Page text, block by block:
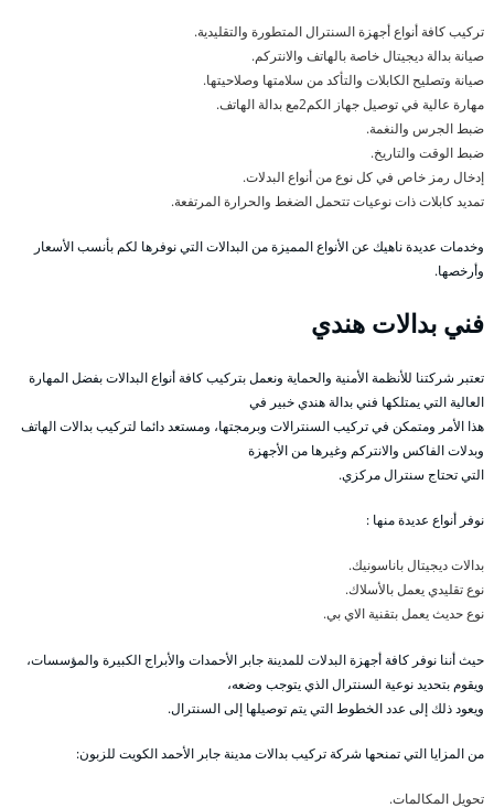
تركيب كافة أنواع أجهزة السنترال المتطورة والتقليدية.
صيانة بدالة ديجيتال خاصة بالهاتف والانتركم.
صيانة وتصليح الكابلات والتأكد من سلامتها وصلاحيتها.
مهارة عالية في توصيل جهاز الكم2مع بدالة الهاتف.
ضبط الجرس والنغمة.
ضبط الوقت والتاريخ.
إدخال رمز خاص في كل نوع من أنواع البدلات.
تمديد كابلات ذات نوعيات تتحمل الضغط والحرارة المرتفعة.
وخدمات عديدة ناهيك عن الأنواع المميزة من البدالات التي نوفرها لكم بأنسب الأسعار
وأرخصها.
فني بدالات هندي
تعتبر شركتنا للأنظمة الأمنية والحماية ونعمل بتركيب كافة أنواع البدالات بفضل المهارة
العالية التي يمتلكها فني بدالة هندي خبير في
هذا الأمر ومتمكن في تركيب السنترالات وبرمجتها، ومستعد دائما لتركيب بدالات الهاتف
وبدلات الفاكس والانتركم وغيرها من الأجهزة
التي تحتاج سنترال مركزي.
نوفر أنواع عديدة منها :
بدالات ديجيتال باناسونيك.
نوع تقليدي يعمل بالأسلاك.
نوع حديث يعمل بتقنية الاي بي.
حيث أننا نوفر كافة أجهزة البدلات للمدينة جابر الأحمدات والأبراج الكبيرة والمؤسسات،
ويقوم بتحديد نوعية السنترال الذي يتوجب وضعه،
ويعود ذلك إلى عدد الخطوط التي يتم توصيلها إلى السنترال.
من المزايا التي تمنحها شركة تركيب بدالات مدينة جابر الأحمد الكويت للزبون:
تحويل المكالمات.